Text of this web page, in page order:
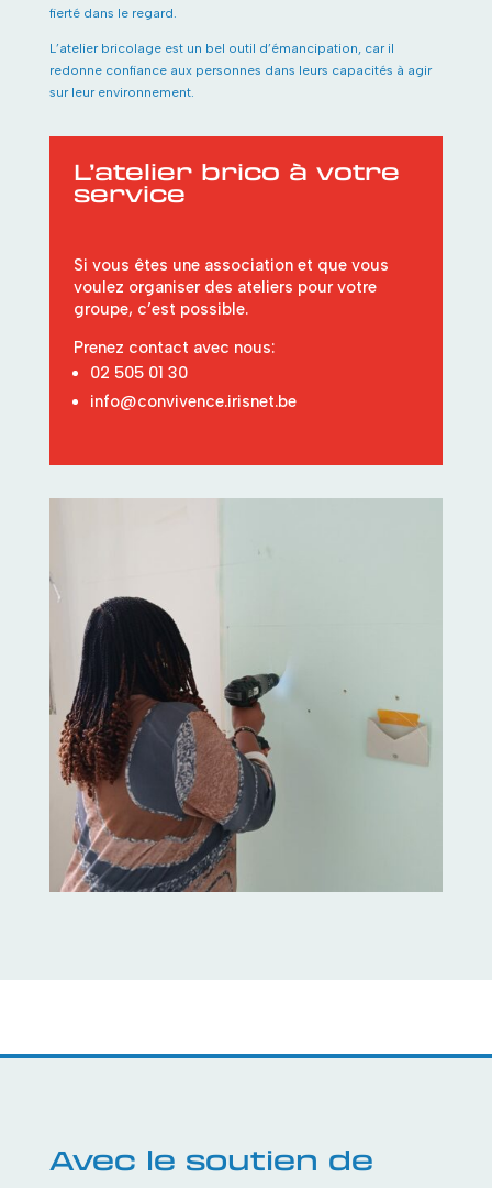
fierté dans le regard.
L’atelier bricolage est un bel outil d’émancipation, car il
redonne confiance aux personnes dans leurs capacités à agir
sur leur environnement.
L’atelier brico à votre
service
Si vous êtes une association et que vous
voulez organiser des ateliers pour votre
groupe, c’est possible.
Prenez contact avec nous:
02 505 01 30
info@convivence.irisnet.be
Avec le soutien de